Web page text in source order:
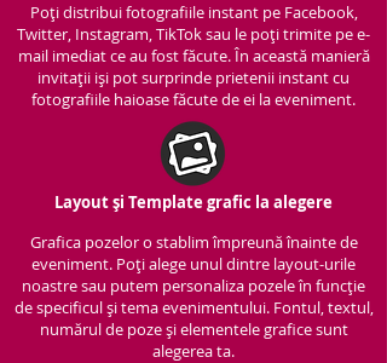
Poți distribui fotografiile instant pe Facebook,
Twitter, Instagram, TikTok sau le poți trimite pe e-
mail imediat ce au fost făcute. În această manieră
invitații iși pot surprinde prietenii instant cu
fotografiile haioase făcute de ei la eveniment.
Layout și Template grafic la alegere
Grafica pozelor o stablim împreună înainte de
eveniment. Poți alege unul dintre layout-urile
noastre sau putem personaliza pozele în funcție
de specificul și tema evenimentului. Fontul, textul,
numărul de poze și elementele grafice sunt
alegerea ta.